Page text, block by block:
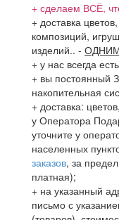
+ сделаем ВСЁ,
+ доставка
композиций,
изделий.. - ОДНИМ
+ у нас всегда
+ вы постоянный
накопительная
+ доставка:
у Оператора
уточните у
населенных
заказов, за
платная);
+ на указанный
письмо с